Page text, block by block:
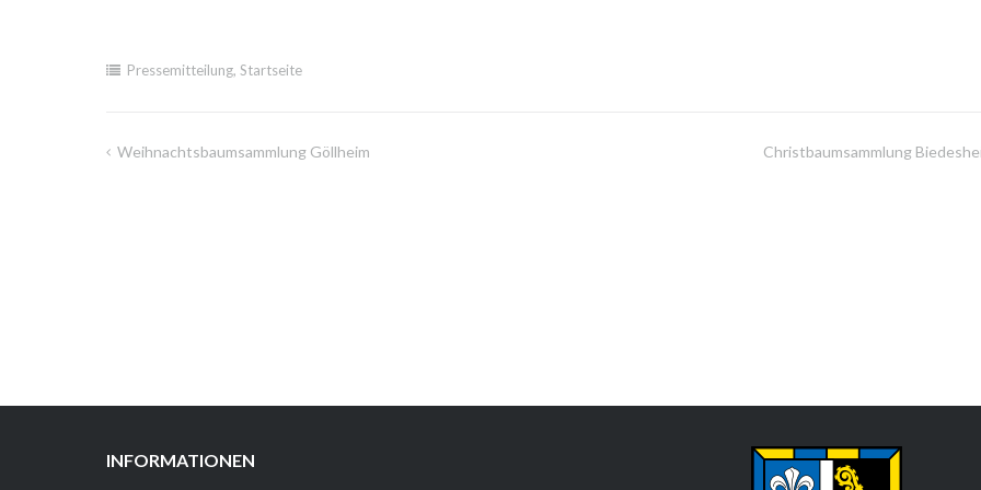
Pressemitteilung, Startseite
Beitragsnavigation
Weihnachtsbaumsammlung Göllheim Christbaumsammlung
INFORMATIONEN